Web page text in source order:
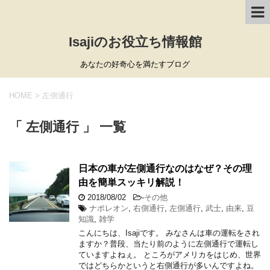
Isajiのお役立ち情報館
あなたの好奇心を満たすブログ
HOME > 左側通行
「 左側通行 」 一覧
日本の車が左側通行なのはなぜ？その理
由を簡単スッキリ解説！
2018/08/02 -その他
ナポレオン 右側通行 左側通行 武士 由来 豆
知識 雑学
こんにちは、Isajiです。 みなさんは車の運転をされ
ますか？普段、当たり前のように左側通行で運転し
ていますよねぇ。 ところがアメリカをはじめ、世界
ではどちらかというと右側通行が多いんですよね。